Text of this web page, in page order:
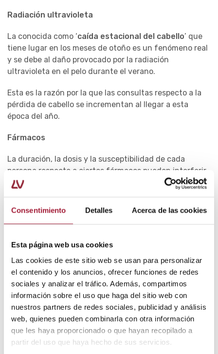
Consentimiento Detalles Acerca de las cookies
Esta página web usa cookies
Las cookies de este sitio web se usan para personalizar
el contenido y los anuncios, ofrecer funciones de redes
sociales y analizar el tráfico. Además, compartimos
información sobre el uso que haga del sitio web con
nuestros partners de redes sociales, publicidad y análisis
web, quienes pueden combinarla con otra información
que les haya proporcionado o que hayan recopilado a
partir del uso que haya hecho de sus servicios.
Radiación ultravioleta
La conocida como ‘caída estacional del cabello’ que
tiene lugar en los meses de otoño es un fenómeno real
y se debe al daño provocado por la radiación
ultravioleta en el pelo durante el verano.
Esta es la razón por la que las consultas respecto a la
pérdida de cabello se incrementan al llegar a esta
época del año.
Fármacos
La duración, la dosis y la susceptibilidad de cada
persona respecto a ciertos fármacos pueden interferir
en las fases del ciclo capilar.
Una dieta baja en calorías (menos de 1000 kcal diarias)
entre uno y seis meses después de su inicio.
Ferropenia
La deficiencia de hierro, ciertas vitaminas y
oligoelementos también pueden provocar este tipo de
alopecia. Por tanto, en estos casos, la suplementación
con los nutrientes deficitarios también beneficiaria la
evolución de la caída del cabello.